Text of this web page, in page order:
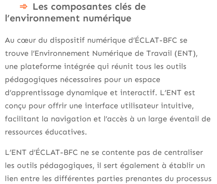
Les composantes clés de
l’environnement numérique
Au cœur du dispositif numérique d’ÉCLAT-BFC se
trouve l’Environnement Numérique de Travail (ENT),
une plateforme intégrée qui réunit tous les outils
pédagogiques nécessaires pour un espace
d’apprentissage dynamique et interactif. L’ENT est
conçu pour offrir une interface utilisateur intuitive,
facilitant la navigation et l’accès à un large éventail de
ressources éducatives.
L’ENT d’ÉCLAT-BFC ne se contente pas de centraliser
les outils pédagogiques, il sert également à établir un
lien entre les différentes parties prenantes du processus